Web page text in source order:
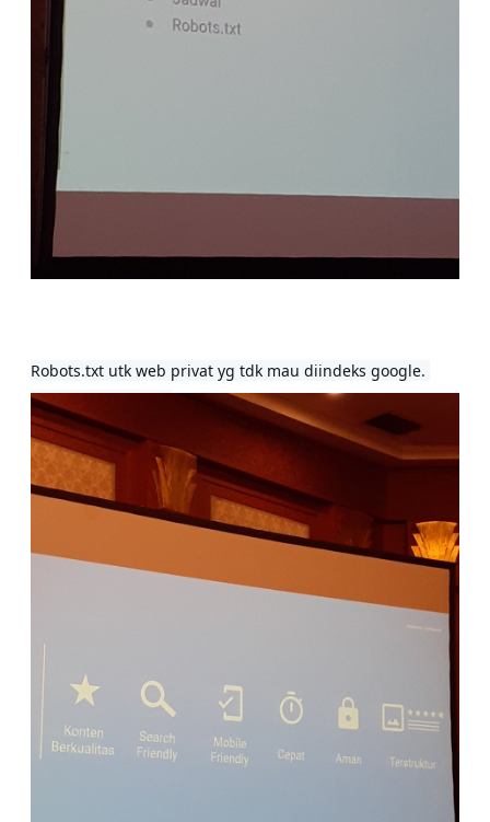
Robots.txt utk web privat yg tdk mau diindeks google.
Gunakan yg simple